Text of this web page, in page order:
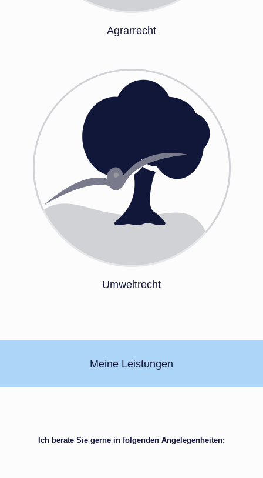
Agrarrecht
Umweltrecht
Meine Leistungen
Ich berate Sie gerne in folgenden Angelegenheiten: